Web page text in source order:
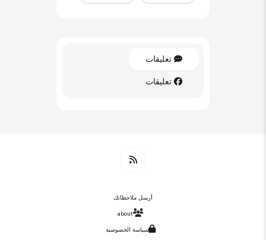
تعليقات
تعليقات
أرسل ملاحظاتك
about
سياسة الخصوصية